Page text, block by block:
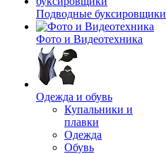
Подводные буксировщики
Фото и Видеотехника
Одежда и обувь
Купальники и
плавки
Одежда
Обувь